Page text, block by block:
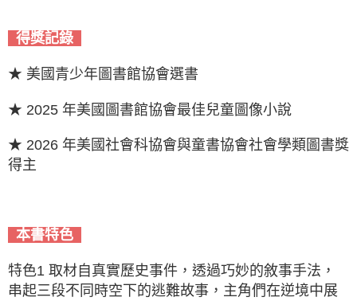
得獎記錄
★ 美國青少年圖書館協會選書
★ 2025 年美國圖書館協會最佳兒童圖像小說
★ 2026 年美國社會科協會與童書協會社會學類圖書獎
得主
本書特色
特色1 取材自真實歷史事件，透過巧妙的敘事手法，
串起三段不同時空下的逃難故事，主角們在逆境中展